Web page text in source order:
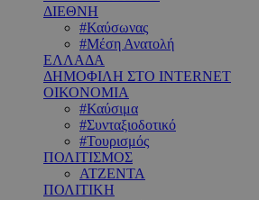
ΔΙΕΘΝΗ
#Καύσωνας
#Μέση Ανατολή
ΕΛΛΑΔΑ
ΔΗΜΟΦΙΛΗ ΣΤΟ INTERNET
ΟΙΚΟΝΟΜΙΑ
#Καύσιμα
#Συνταξιοδοτικό
#Τουρισμός
ΠΟΛΙΤΙΣΜΟΣ
ΑΤΖΕΝΤΑ
ΠΟΛΙΤΙΚΗ